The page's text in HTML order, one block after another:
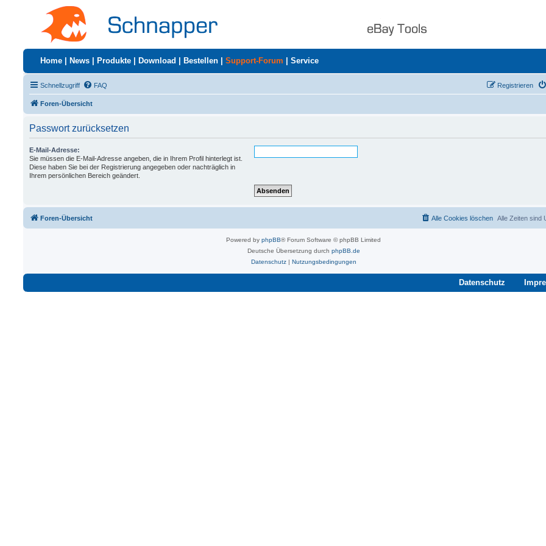
Home News Produkte Download Bestellen Support-Forum Service
Schnellzugriff FAQ Registrieren
Foren-Übersicht
Passwort zurücksetzen
E-Mail-Adresse:
Sie müssen die E-Mail-Adresse angeben, die in Ihrem Profil hinterlegt ist.
Diese haben Sie bei der Registrierung angegeben oder nachträglich in
Ihrem persönlichen Bereich geändert.
Foren-Übersicht Alle Zeiten sind
Alle Cookies löschen
Powered by phpBB® Forum Software © phpBB Limited
Deutsche Übersetzung durch phpBB.de
Datenschutz| Nutzungsbedingungen
Datenschutz